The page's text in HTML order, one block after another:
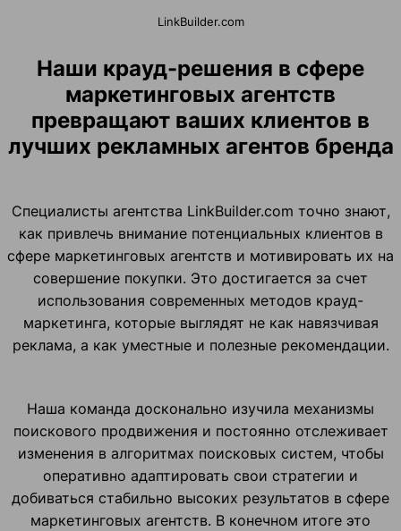
LinkBuilder.com
Наши крауд-решения в сфере
маркетинговых агентств
превращают ваших клиентов в
лучших рекламных агентов бренда
Специалисты агентства LinkBuilder.com точно знают,
как привлечь внимание потенциальных клиентов в
сфере маркетинговых агентств и мотивировать их на
совершение покупки. Это достигается за счет
использования современных методов крауд-
маркетинга, которые выглядят не как навязчивая
реклама, а как уместные и полезные рекомендации.
Наша команда досконально изучила механизмы
поискового продвижения и постоянно отслеживает
изменения в алгоритмах поисковых систем, чтобы
оперативно адаптировать свои стратегии и
добиваться стабильно высоких результатов в сфере
маркетинговых агентств. В конечном итоге это